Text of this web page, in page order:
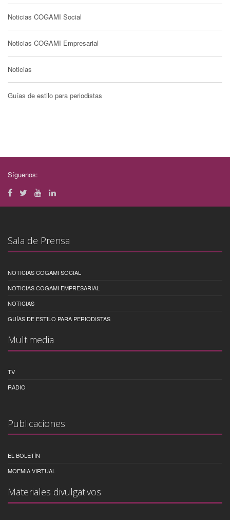
Noticias COGAMI Social
Noticias COGAMI Empresarial
Noticias
Guías de estilo para periodistas
Síguenos:
Sala de Prensa
NOTICIAS COGAMI SOCIAL
NOTICIAS COGAMI EMPRESARIAL
NOTICIAS
GUÍAS DE ESTILO PARA PERIODISTAS
Multimedia
TV
RADIO
Publicaciones
EL BOLETÍN
MOEMIA VIRTUAL
Materiales divulgativos